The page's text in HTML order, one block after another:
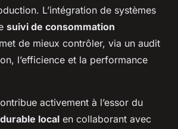
L’intégration de systèmes
suivi de consommation
de mieux contrôler, via un audit
l’efficience et la performance
activement à l’essor du
local en collaborant avec